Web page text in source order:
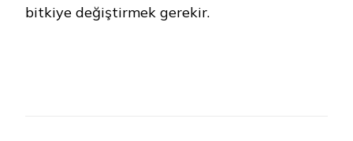
bitkiye değiştirmek gerekir.